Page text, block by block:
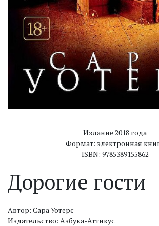
Издание 2018 года
Формат: электронная
ISBN: 9785389155862
Дорогие гости
Автор: Сара Уотерс
Издательство: Азбука-Аттикус